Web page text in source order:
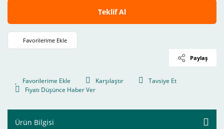
Teklif Al
Paylaş
Karşılaştır
Tavsiye Et
Fiyatı Düşünce Haber Ver
Ürün Bilgisi